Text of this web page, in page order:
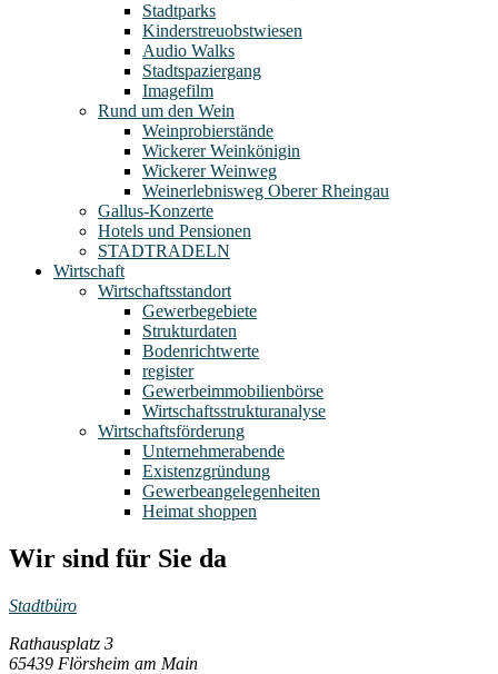
Stadtparks
Kinderstreuobstwiesen
Audio Walks
Stadtspaziergang
Imagefilm
Rund um den Wein
Weinprobierstände
Wickerer Weinkönigin
Wickerer Weinweg
Weinerlebnisweg Oberer Rheingau
Gallus-Konzerte
Hotels und Pensionen
STADTRADELN
Wirtschaft
Wirtschaftsstandort
Gewerbegebiete
Strukturdaten
Bodenrichtwerte
register
Gewerbeimmobilienbörse
Wirtschaftsstrukturanalyse
Wirtschaftsförderung
Unternehmerabende
Existenzgründung
Gewerbeangelegenheiten
Heimat shoppen
Wir sind für Sie da
Stadtbüro
Rathausplatz 3
65439 Flörsheim am Main